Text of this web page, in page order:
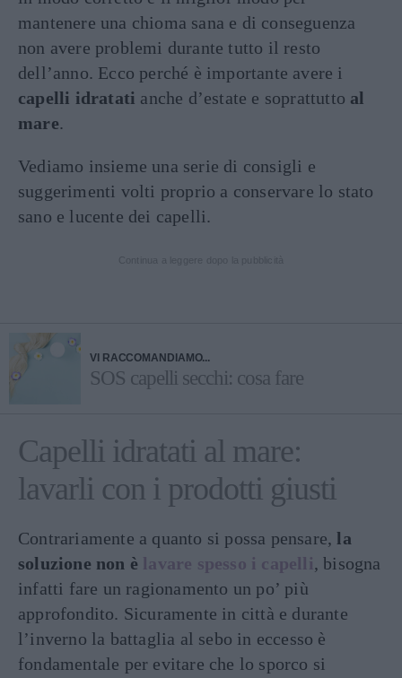
mantenere una chioma sana e di conseguenza
non avere problemi durante tutto il resto
dell’anno. Ecco perché è importante avere i
capelli idratati anche d’estate e soprattutto al
mare.
Vediamo insieme una serie di consigli e
suggerimenti volti proprio a conservare lo stato
sano e lucente dei capelli.
VI RACCOMANDIAMO...
SOS capelli secchi: cosa fare
Capelli idratati al mare:
lavarli con i prodotti giusti
Contrariamente a quanto si possa pensare, la
soluzione non è lavare spesso i capelli, bisogna
infatti fare un ragionamento un po’ più
approfondito. Sicuramente in città e durante
l’inverno la battaglia al sebo in eccesso è
fondamentale per evitare che lo sporco si